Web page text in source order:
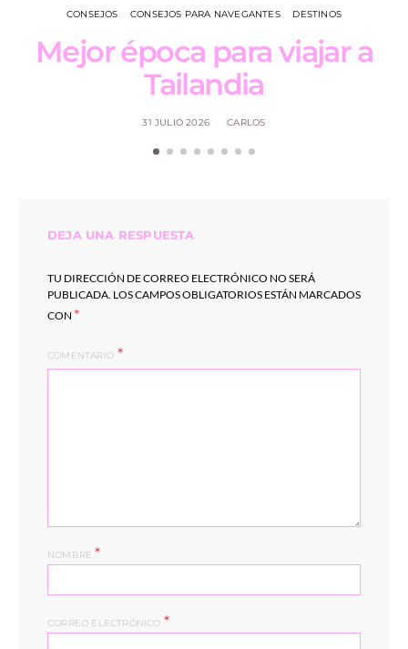
CONSEJOS CONSEJOS PARA NAVEGANTES DESTINOS
Mejor época para viajar a
Tailandia
31 JULIO 2026 CARLOS
DEJA UNA RESPUESTA
TU DIRECCIÓN DE CORREO ELECTRÓNICO NO SERÁ
PUBLICADA. LOS CAMPOS OBLIGATORIOS ESTÁN MARCADOS
CON *
COMENTARIO
NOMBRE*
CORREO ELECTRÓNICO *